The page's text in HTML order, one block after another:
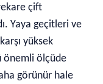
çift
Yaya geçitleri ve
yüksek
önemli ölçüde
görünür hale